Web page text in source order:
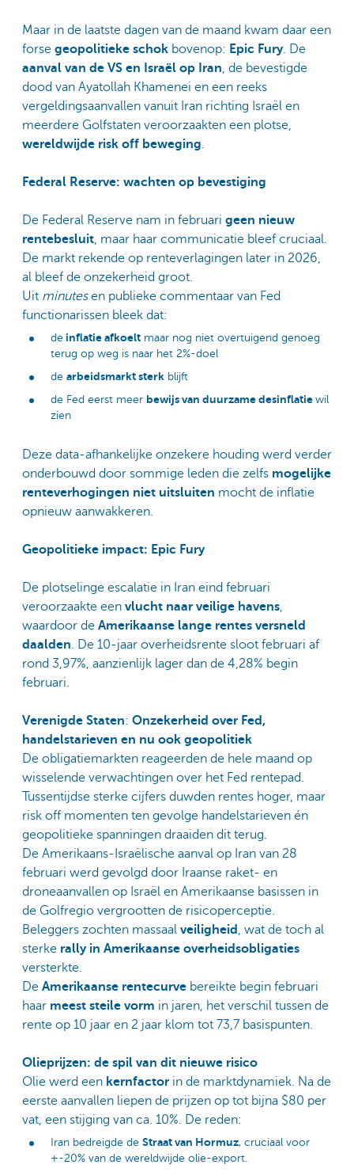
Maar in de laatste dagen van de maand kwam daar een
forse geopolitieke schok bovenop: Epic Fury. De
aanval van de VS en Israël op Iran, de bevestigde
dood van Ayatollah Khamenei en een reeks
vergeldingsaanvallen vanuit Iran richting Israël en
meerdere Golfstaten veroorzaakten een plotse,
wereldwijde risk off beweging.
Federal Reserve: wachten op bevestiging
De Federal Reserve nam in februari geen nieuw
rentebesluit, maar haar communicatie bleef cruciaal.
De markt rekende op renteverlagingen later in 2026,
al bleef de onzekerheid groot.
Uit minutesen publieke commentaar van Fed
functionarissen bleek dat:
de inflatie afkoelt maar nog niet overtuigend genoeg
terug op weg is naar het 2%-doel
de arbeidsmarkt sterk blijft
de Fed eerst meer bewijs van duurzame desinflatie wil
zien
Deze data-afhankelijke onzekere houding werd verder
onderbouwd door sommige leden die zelfs mogelijke
renteverhogingen niet uitsluiten mocht de inflatie
opnieuw aanwakkeren.
Geopolitieke impact: Epic Fury
De plotselinge escalatie in Iran eind februari
veroorzaakte een vlucht naar veilige havens
waardoor de Amerikaanse lange rentes versneld
daalden . De 10-jaar overheidsrente sloot februari af
rond 3,97%, aanzienlijk lager dan de 4,28% begin
februari.
Verenigde Staten: Onzekerheid over Fed,
handelstarieven en nu ook geopolitiek
De obligatiemarkten reageerden de hele maand op
wisselende verwachtingen over het Fed rentepad.
Tussentijdse sterke cijfers duwden rentes hoger, maar
risk off momenten ten gevolge handelstarieven én
geopolitieke spanningen draaiden dit terug.
De Amerikaans-Israëlische aanval op Iran van 28
februari werd gevolgd door Iraanse raket- en
droneaanvallen op Israël en Amerikaanse basissen in
de Golfregio vergrootten de risicoperceptie.
Beleggers zochten massaal veiligheid
, wat de toch al
sterke rally in Amerikaanse overheidsobligaties
versterkte.
De Amerikaanse rentecurve bereikte begin februari
haar meest steile vorm in jaren, het verschil tussen de
rente op 10 jaar en 2 jaar klom tot 73,7 basispunten.
Olieprijzen: de spil van dit nieuwe risico
Olie werd een kernfactor in de marktdynamiek. Na de
eerste aanvallen liepen de prijzen op tot bijna $80 per
vat, een stijging van ca. 10%. De reden:
Iran bedreigde de Straat van Hormuz, cruciaal voor
+-20% van de wereldwijde olie-export.